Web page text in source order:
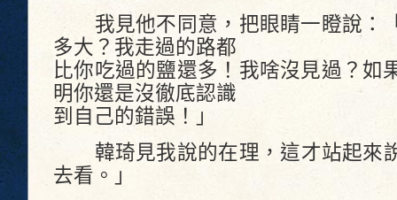
我見他不同意，把眼睛一瞪說：
多大？我走過的路都
比你吃過的鹽還多！我啥沒見過？如
明你還是沒徹底認識
到自己的錯誤！」
韓琦見我說的在理，這才站起來
去看。」